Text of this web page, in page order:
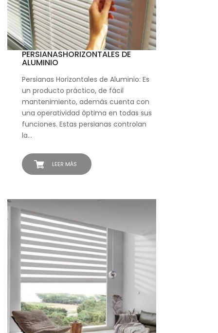
LEER MÁS
PERSIANASHORIZONTALES DE
ALUMINIO
Persianas Horizontales de Aluminio: Es
un producto práctico, de fácil
mantenimiento, además cuenta con
una operatividad óptima en todas sus
funciones. Estas persianas controlan
la…